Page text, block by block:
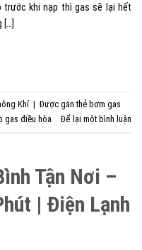
trước khi nạp thì gas sẽ lại hết
[…]
Khí | Được gắn thẻ bơm gas
gas điều hòa Để lại một bình luận
Tận Nơi –
| Điện Lạnh